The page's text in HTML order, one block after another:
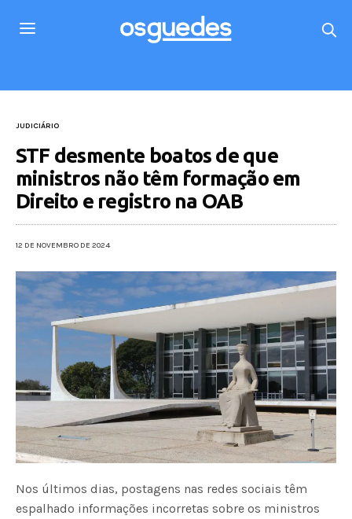
JUDICIÁRIO
STF desmente boatos de que
ministros não têm formação em
Direito e registro na OAB
12 DE NOVEMBRO DE 2024
Nos últimos dias, postagens nas redes sociais têm
espalhado informações incorretas sobre os ministros